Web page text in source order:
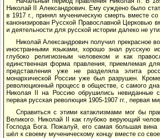
Николай II Александрович. Ему суждено было
в 1917 г., принял мученическую смерть вместе
канонизирован Русской Православной Церковью
и деятельности для русской истории далеко не
Николай Александрович получил прекрасное
иностранными языками, хорошо знал русскую
глубоко религиозным человеком и как
единственная форма правления, приемлемая
представления уже не разделяла элита
монархической России уже был разрушен.
революционный процесс в обществе, с самого
Николая II на Россию обрушились невиданные
первая русская революция 1905-1907 гг., первая
Справиться с этими катаклизмами мог бы
Великого. Николай II как глубоко верующий
Господа Бога. Пожалуй, его самая большая
шёл к своему мученическому концу вместе со